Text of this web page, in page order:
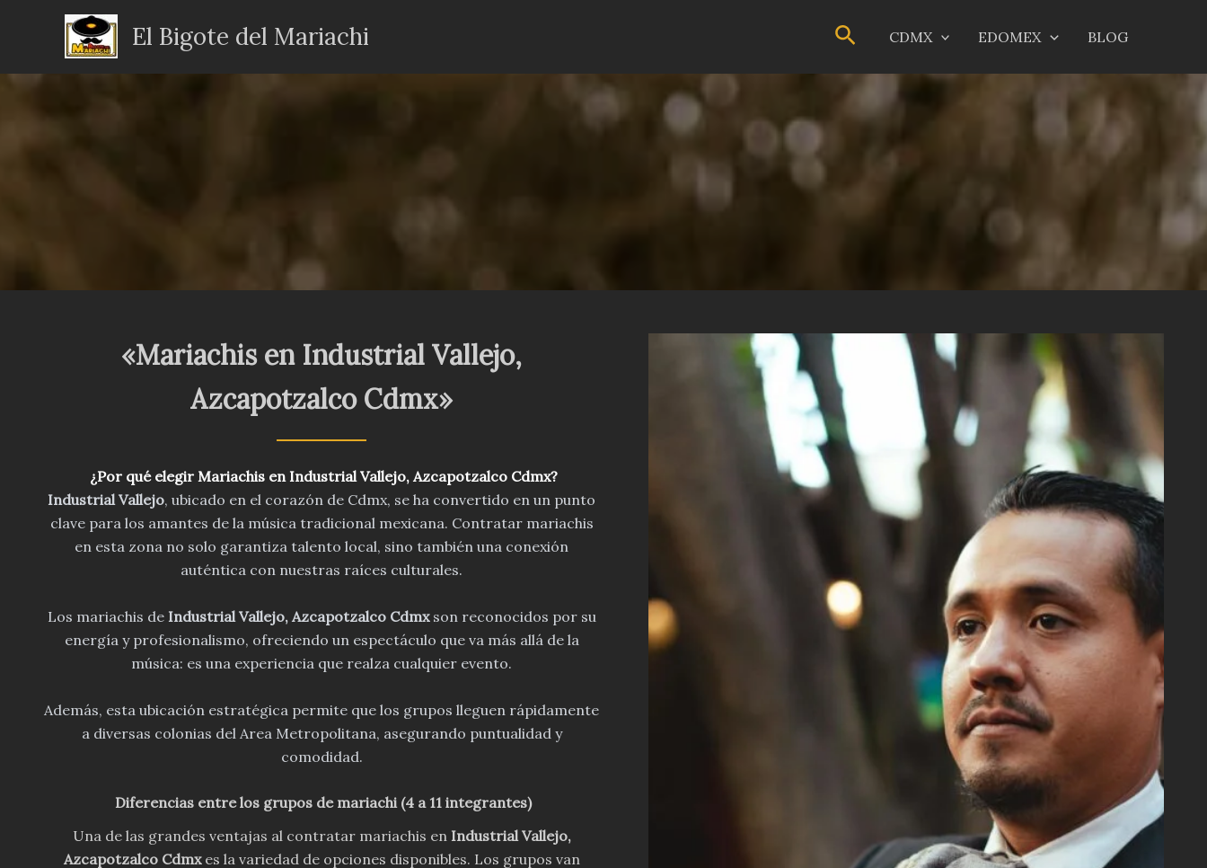
contenido
El Bigote del Mariachi BuscarCDMX EDOMEX BLOG
«Mariachis en Industrial Vallejo,
Azcapotzalco Cdmx»
¿Por qué elegir Mariachis en Industrial Vallejo, Azcapotzalco Cdmx?
Industrial Vallejo, ubicado en el corazón de Cdmx, se ha convertido en un punto
clave para los amantes de la música tradicional mexicana. Contratar mariachis
en esta zona no solo garantiza talento local, sino también una conexión
auténtica con nuestras raíces culturales.
Los mariachis de Industrial Vallejo, Azcapotzalco Cdmxson reconocidos por su
energía y profesionalismo, ofreciendo un espectáculo que va más allá de la
música: es una experiencia que realza cualquier evento.
Además, esta ubicación estratégica permite que los grupos lleguen rápidamente
a diversas colonias del Area Metropolitana, asegurando puntualidad y
comodidad.
Diferencias entre los grupos de mariachi (4 a 11 integrantes)
Una de las grandes ventajas al contratar mariachis en Industrial Vallejo,
Azcapotzalco Cdmxes la variedad de opciones disponibles. Los grupos van